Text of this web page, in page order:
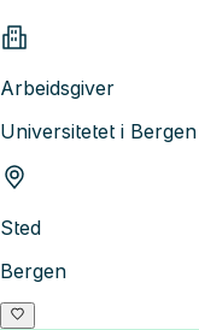
Arbeidsgiver
Universitetet i Bergen
Sted
Bergen